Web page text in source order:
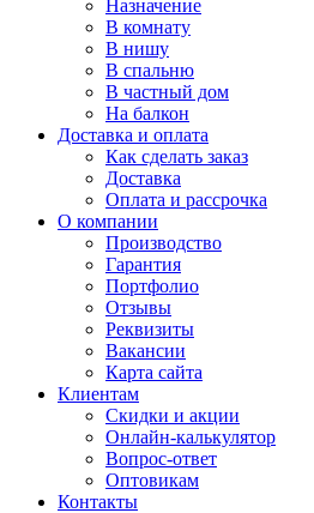
Назначение
В комнату
В нишу
В спальню
В частный дом
На балкон
Доставка и оплата
Как сделать заказ
Доставка
Оплата и рассрочка
О компании
Производство
Гарантия
Портфолио
Отзывы
Реквизиты
Вакансии
Карта сайта
Клиентам
Скидки и акции
Онлайн-калькулятор
Вопрос-ответ
Оптовикам
Контакты